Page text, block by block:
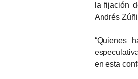
la fijación
Andrés
“Quienes
en esta